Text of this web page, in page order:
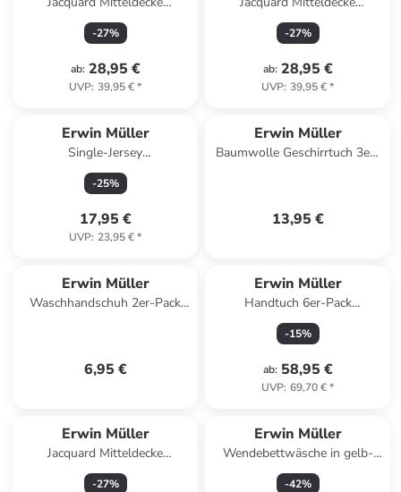
Düsseldorf in oliv
-27%
ab: 28,95 €
UVP: 39,95 €*
Düsseldorf in gelb
-27%
ab: 28,95 €
UVP: 39,95 €*
Erwin Müller
Single-Jersey
Seitenschläferkissenbezug
Murnau in grau
-25%
17,95 €
UVP: 23,95 €*
Erwin Müller
Baumwolle Geschirrtuch 3er-
13,95 €
Erwin Müller
Waschhandschuh 2er-Pack
6,95 €
Erwin Müller
Handtuch 6er-Pack
Heidenheim in ozeanblau
-15%
ab: 58,95 €
UVP: 69,70 €*
Erwin Müller
Jacquard Mitteldecke
Düsseldorf in anthrazit
-27%
Erwin Müller
Wendebettwäsche in gelb-
anthrazit
-42%